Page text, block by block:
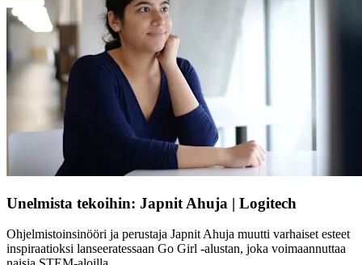
Unelmista tekoihin: Japnit Ahuja | Logitech
Ohjelmistoinsinööri ja perustaja Japnit Ahuja muutti varhaiset esteet
inspiraatioksi lanseeratessaan Go Girl -alustan, joka voimaannuttaa